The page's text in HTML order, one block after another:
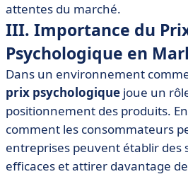
attentes du marché.
III. Importance du
Psychologique en
Dans un environnement
prix psychologique joue un
positionnement des produits.
comment les consommateurs
entreprises peuvent établir des
efficaces et attirer davantage